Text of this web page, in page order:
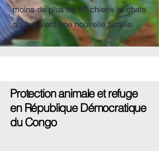
moins de plus de 80 chiens et chats
qui trouvent une nouvelle famille.
Protection animale et refuge
en République Démocratique
du Congo